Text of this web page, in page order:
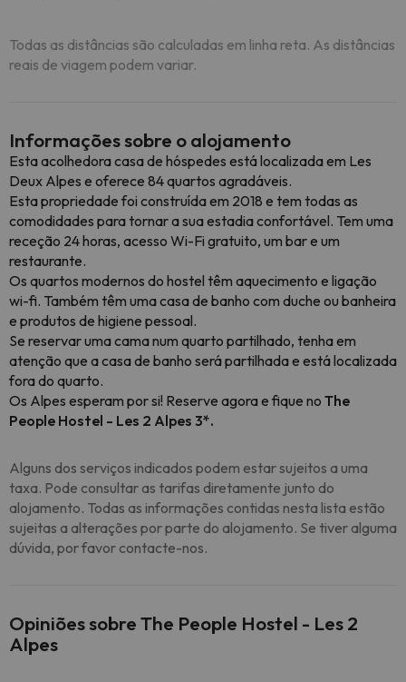
Todas as distâncias são calculadas em linha reta. As distâncias
reais de viagem podem variar.
Informações sobre o alojamento
Esta acolhedora casa de hóspedes está localizada em Les
Deux Alpes e oferece 84 quartos agradáveis.
Esta propriedade foi construída em 2018 e tem todas as
comodidades para tornar a sua estadia confortável. Tem uma
receção 24 horas, acesso Wi-Fi gratuito, um bar e um
restaurante.
Os quartos modernos do hostel têm aquecimento e ligação
wi-fi. Também têm uma casa de banho com duche ou banheira
e produtos de higiene pessoal.
Se reservar uma cama num quarto partilhado, tenha em
atenção que a casa de banho será partilhada e está localizada
fora do quarto.
Os Alpes esperam por si! Reserve agora e fique no The
People Hostel - Les 2 Alpes 3*.
Alguns dos serviços indicados podem estar sujeitos a uma
taxa. Pode consultar as tarifas diretamente junto do
alojamento. Todas as informações contidas nesta lista estão
sujeitas a alterações por parte do alojamento. Se tiver alguma
dúvida, por favor contacte-nos.
Opiniões sobre The People Hostel - Les 2
Alpes